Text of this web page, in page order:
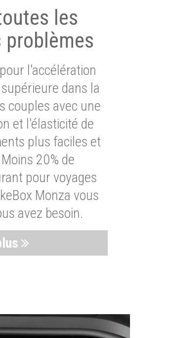
les
l'accélération
dans la
couples avec une
et l'élasticité de
plus faciles et
20% de
pour voyages
Monza vous
avez besoin.